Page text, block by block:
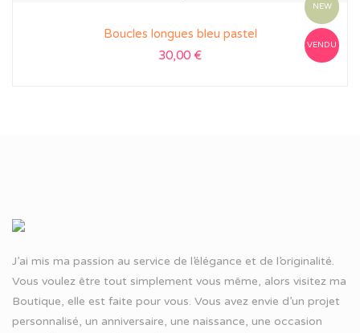
NEW
VENDU
Boucles longues bleu pastel
30,00 €
J’ai mis ma passion au service de l’élégance et de l’originalité.
Vous voulez être tout simplement vous même, alors visitez ma
Boutique, elle est faite pour vous. Vous avez envie d’un projet
personnalisé, un anniversaire, une naissance, une occasion